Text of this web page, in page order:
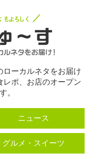
ローカルネタをお届け
レポ、お店のオープン
。
ニュース
グルメ・スイーツ